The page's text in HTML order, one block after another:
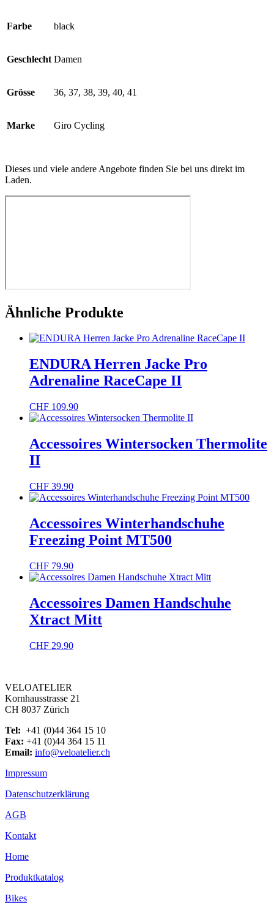
Farbe black
Geschlecht Damen
Grösse 36, 37, 38, 39, 40, 41
Marke Giro Cycling
Dieses und viele andere Angebote finden Sie bei uns direkt im
Laden.
Ähnliche Produkte
ENDURA Herren Jacke Pro
Adrenaline RaceCape II
CHF 109.90
Accessoires Wintersocken Thermolite
II
CHF 39.90
Accessoires Winterhandschuhe
Freezing Point MT500
CHF 79.90
Accessoires Damen Handschuhe
Xtract Mitt
CHF 29.90
VELOATELIER
Kornhausstrasse 21
CH 8037 Zürich
Tel: +41 (0)44 364 15 10
Fax: +41 (0)44 364 15 11
Email: info@veloatelier.ch
Impressum
Datenschutzerklärung
AGB
Kontakt
Home
Produktkatalog
Bikes